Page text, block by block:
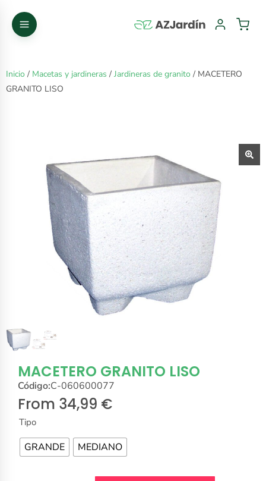
Inicio / Macetas y jardineras / Jardineras de granito / MACETERO
GRANITO LISO
MACETERO GRANITO LISO
Código:C-060600077
From 34,99 €
Tipo
GRANDE MEDIANO